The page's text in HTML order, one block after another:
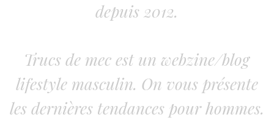
depuis 2012.
Trucs de mec est un webzine/blog
lifestyle masculin. On vous présente
les dernières tendances pour hommes.